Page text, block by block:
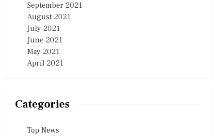
September 2021
August 2021
July 2021
June 2021
May 2021
April 2021
Categories
Top News